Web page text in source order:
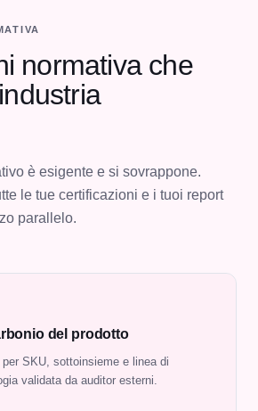
normativa che
è esigente e si sovrappone.
le tue certificazioni e i tuoi report
parallelo.
del prodotto
SKU, sottoinsieme e linea di
validata da auditor esterni.